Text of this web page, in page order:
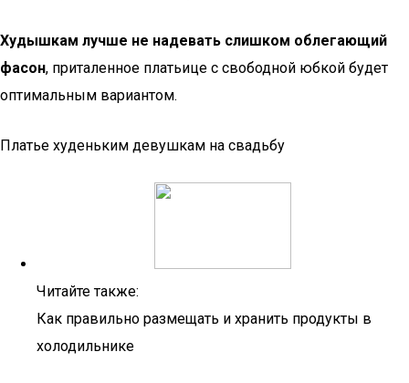
Худышкам лучше не надевать слишком облегающий
фасон, приталенное платьице с свободной юбкой будет
оптимальным вариантом.
Платье худеньким девушкам на свадьбу
Читайте также:
Как правильно размещать и хранить продукты в
холодильнике